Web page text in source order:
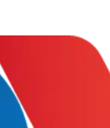
Nghệ sĩ
Thời trang